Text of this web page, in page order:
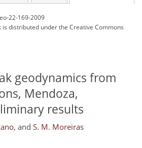
22-169-2009
is distributed underthe Creative Commons
geodynamics from
Mendoza,
results
, and S. M. Moreiras